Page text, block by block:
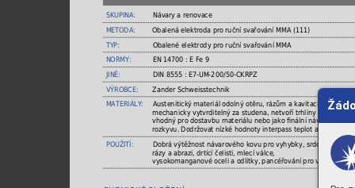
SKUPINA: Návary a renovace
METODA: Obalená elektroda pro ruční svařování MMA (111)
TYP: Obalené elektrody pro ruční svařování MMA
NORMY:
EN 14700 : E Fe 9
JINÉ:
DIN 8555 : E7-UM-200/50-CKRPZ
VÝROBCE: Zander Schweisstechnik
MATERIÁLY: Austenitický materiál odolný otěru, rázům a kavitaci,
mechanicky vytvrditelný za studena, netvoří trhliny ani při
vhodný pro dostavbu materiálu nebo jako ﬁnální návarová
rozkyvu. Dodržovat nízké hodnoty interpass teplot a vneseného
POUŽITÍ:
Dobrá výtěžnost návarového kovu pro vyhybky, srdcovky,
rázy a abrazi, drtící čelisti, mlecí válce,
vysokomanganové oceli a odlitky, pancéřování pro vyšší